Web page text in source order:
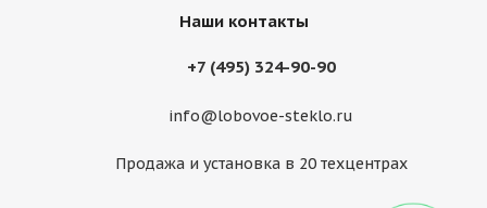
Наши контакты
+7 (495) 324-90-90
info@lobovoe-steklo.ru
Продажа и установка в 20 техцентрах